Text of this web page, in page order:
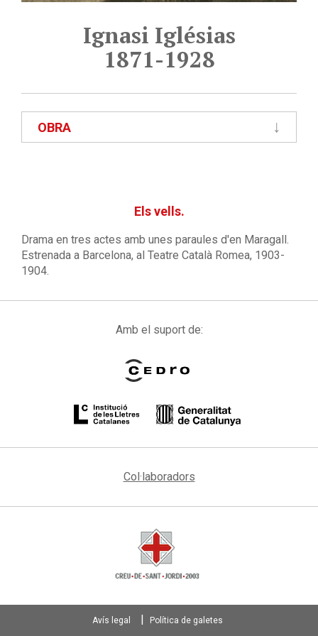
Ignasi Iglésias
1871-1928
OBRA
Els vells.
Drama en tres actes amb unes paraules d'en Maragall.
Estrenada a Barcelona, al Teatre Català Romea, 1903-
1904.
Amb el suport de:
Col·laboradors
Avís legal Política de galetes